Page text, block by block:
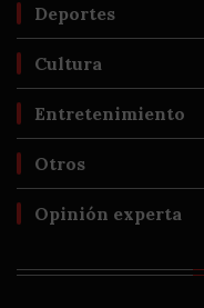
Deportes
Cultura
Entretenimiento
Otros
Opinión experta